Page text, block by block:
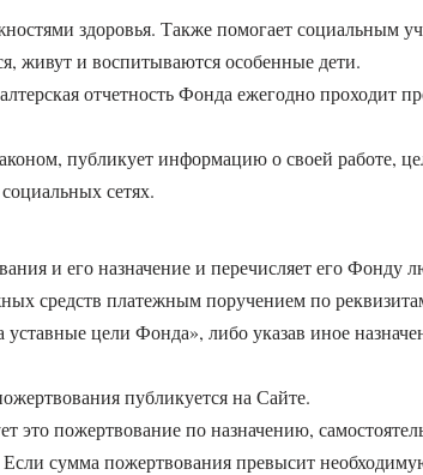
здоровья. Также помогает социальным
живут и воспитываются особенные дети.
отчетность Фонда ежегодно проходит
публикует информацию о своей работе,
сетях.
и его назначение и перечисляет его
средств платежным поручением по
цели Фонда», либо указав иное
публикуется на Сайте.
пожертвование по назначению,
Если сумма пожертвования превысит